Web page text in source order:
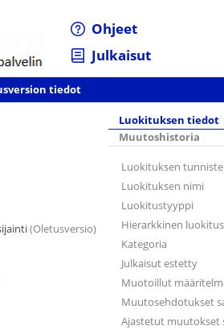
Ohjeet
Julkaisut
tiedot
(Oletusversio)
Luokituksen tiedot
Muutoshistoria
Luokituksen tunniste
Luokituksen nimi
Luokitustyyppi
Hierarkkinen luokitus
Kategoria
Julkaisut estetty
Muotoillut
Muutosehdotukset
Ajastetut muutokset